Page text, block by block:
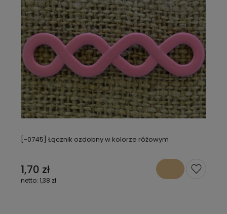
[-0745] Łącznik ozdobny w kolorze różowym
1,70 zł
1,38 zł